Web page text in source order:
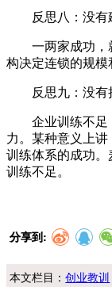
反思八：没有
一两家成功，就
构决定连锁的规模
反思九：没有把
企业训练不足，
力。某种意义上
训练体系的成功
训练不足。
分享到:
本文栏目：创业教训